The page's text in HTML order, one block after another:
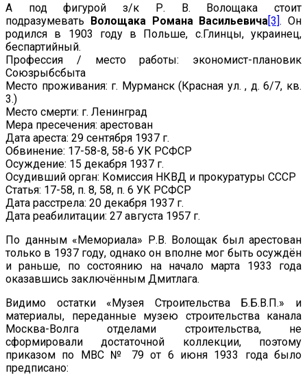
А под фигурой з/к Р. В. Волощака стоит
подразумевать Волощака Романа Васильевича[3]. Он
родился в 1903 году в Польше, с.Глинцы, украинец,
беспартийный.
Профессия / место работы: экономист-плановик
Союзрыбсбыта
Место проживания: г. Мурманск (Красная ул. , д. 6/7, кв.
3.)
Место смерти: г. Ленинград
Мера пресечения: арестован
Дата ареста: 29 сентября 1937 г.
Обвинение: 17-58-8, 58-6 УК РСФСР
Осуждение: 15 декабря 1937 г.
Осудивший орган: Комиссия НКВД и прокуратуры СССР
Статья: 17-58, п. 8, 58, п. 6 УК РСФСР
Дата расстрела: 20 декабря 1937 г.
Дата реабилитации: 27 августа 1957 г.
По данным «Мемориала» Р.В. Волощак был арестован
только в 1937 году, однако он вполне мог быть осуждён
и раньше, по состоянию на начало марта 1933 года
оказавшись заключённым Дмитлага.
Видимо остатки «Музея Строительства Б.Б.В.П.» и
материалы, переданные музею строительства канала
Москва-Волга отделами строительства, не
сформировали достаточной коллекции, поэтому
приказом по МВС № 79 от 6 июня 1933 года было
предписано: